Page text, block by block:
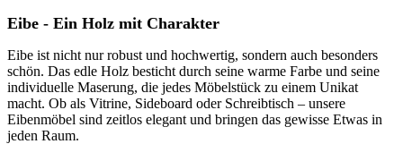
Eibe - Ein Holz mit Charakter
Eibe ist nicht nur robust und hochwertig, sondern auch besonders
schön. Das edle Holz besticht durch seine warme Farbe und seine
individuelle Maserung, die jedes Möbelstück zu einem Unikat
macht. Ob als Vitrine, Sideboard oder Schreibtisch – unsere
Eibenmöbel sind zeitlos elegant und bringen das gewisse Etwas in
jeden Raum.